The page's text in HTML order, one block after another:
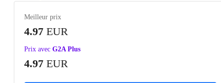
Meilleur prix
4.97 EUR
Prix avec G2A Plus
4.97 EUR